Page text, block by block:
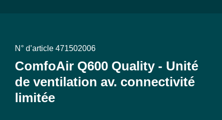
N° d’article 471502006
ComfoAir Q600 Quality - Unité
de ventilation av. connectivité
limitée